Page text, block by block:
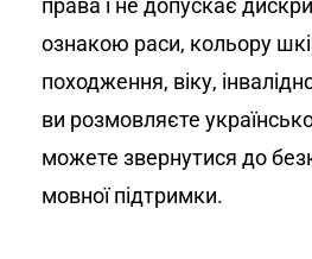
права і не допускає
ознакою раси, кольору
походження, віку,
ви розмовляєте
можете звернутися до
мовної підтримки.